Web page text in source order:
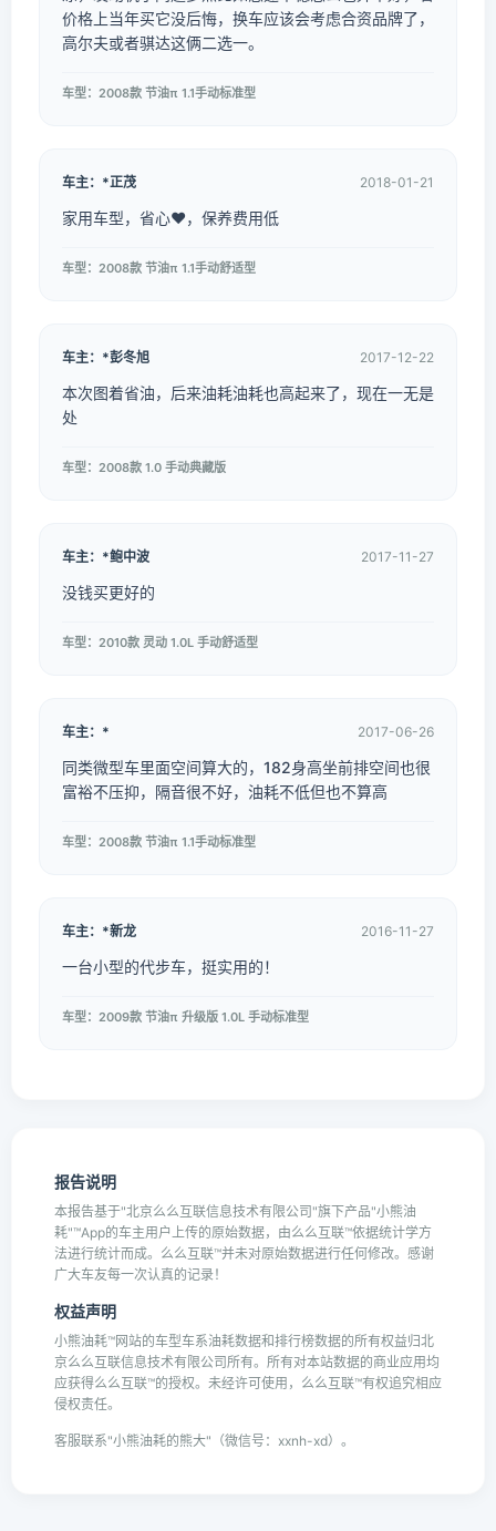
价格上当年买它没后悔，换车应该会考虑合资品牌了，
高尔夫或者骐达这俩二选一。
车型：2008款 节油π 1.1手动标准型
车主：*正茂 2018-01-21
家用车型，省心❤，保养费用低
车型：2008款 节油π 1.1手动舒适型
车主：*彭冬旭 2017-12-22
本次图着省油，后来油耗油耗也高起来了，现在一无是
处
车型：2008款 1.0 手动典藏版
车主：*鲍中波 2017-11-27
没钱买更好的
车型：2010款 灵动 1.0L 手动舒适型
车主：* 2017-06-26
同类微型车里面空间算大的，182身高坐前排空间也很
富裕不压抑，隔音很不好，油耗不低但也不算高
车型：2008款 节油π 1.1手动标准型
车主：*新龙 2016-11-27
一台小型的代步车，挺实用的！
车型：2009款 节油π 升级版 1.0L 手动标准型
报告说明
本报告基于"北京么么互联信息技术有限公司"旗下产品"小熊油
耗"™App的车主用户上传的原始数据，由么么互联™依据统计学方
法进行统计而成。么么互联™并未对原始数据进行任何修改。感谢
广大车友每一次认真的记录！
权益声明
小熊油耗™网站的车型车系油耗数据和排行榜数据的所有权益归北
京么么互联信息技术有限公司所有。所有对本站数据的商业应用均
应获得么么互联™的授权。未经许可使用，么么互联™有权追究相应
侵权责任。
客服联系"小熊油耗的熊大"（微信号：xxnh-xd）。